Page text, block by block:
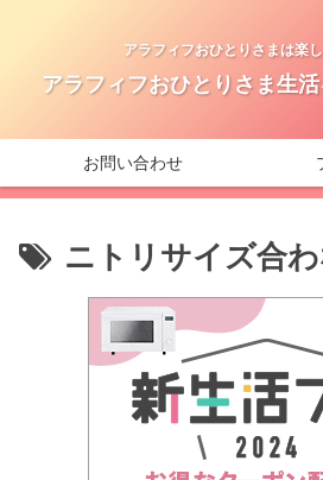
アラフィフおひとりさまは楽
アラフィフおひとりさま生
お問い合わせ
ニトリサイズ合